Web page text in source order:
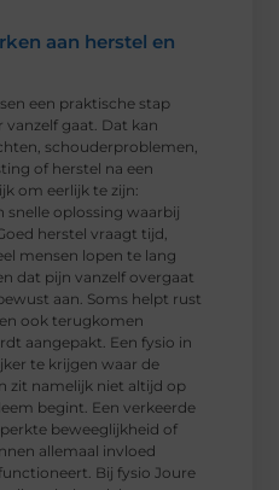
aan herstel en
een praktische stap
gaat. Dat kan
schouderproblemen,
of herstel na een
om eerlijk te zijn:
snelle oplossing waarbij
herstel vraagt tijd,
mensen lopen te lang
dat pijn vanzelf overgaat
aan. Soms helpt rust
ook terugkomen
aangepakt. Een fysio in
te krijgen waar de
zit namelijk niet altijd op
begint. Een verkeerde
beweeglijkheid of
allemaal invloed
Bij fysio Joure